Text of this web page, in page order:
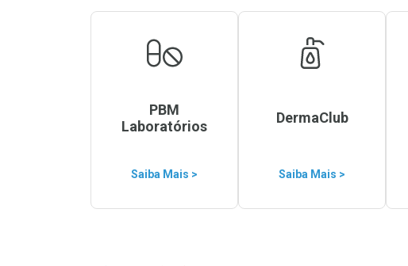
PBM
Laboratórios
Saiba Mais >
DermaClub
Saiba Mais >